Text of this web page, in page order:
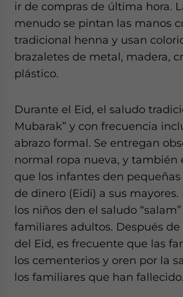
ir de compras de última hora.
menudo se pintan las manos
tradicional henna y usan
brazaletes de metal, madera,
plástico.
Durante el Eid, el saludo
Mubarak” y con frecuencia
abrazo formal. Se entregan
normal ropa nueva, y también
que los infantes den
de dinero (Eidi) a sus mayores.
los niños den el saludo
familiares adultos. Después de
del Eid, es frecuente que las
los cementerios y oren por la
los familiares que han fallecido.